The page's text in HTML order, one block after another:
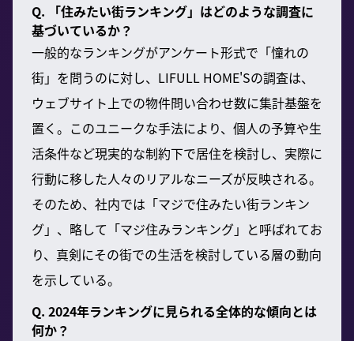
Q. 「住みたい街ランキング」はどのような調査に
基づいているか？
一般的なランキングがアンケート形式で「憧れの
街」を問うのに対し、LIFULL HOME'Sの調査は、
ウェブサイト上での物件問い合わせ数に集計基盤を
置く。このユニークな手法により、個人の予算や生
活条件など現実的な制約下で居住を検討し、実際に
行動に移した人々のリアルなニーズが反映される。
そのため、社内では「マジで住みたい街ランキン
グ」、略して「マジ住みランキング」と呼ばれてお
り、真剣にその街での生活を検討している層の動向
を示している。
Q. 2024年ランキングに見られる全体的な傾向とは
何か？